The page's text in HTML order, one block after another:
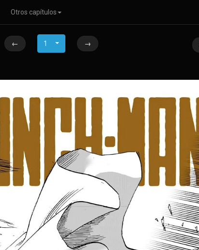
Otros capítulos
← 1 →